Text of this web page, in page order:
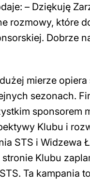
– Dziękuję
rozmowy, które
Dobrze
mierze
sezonach.
sponsorem
Klubu i
STS i Widzewa
Klubu
Ta kampania